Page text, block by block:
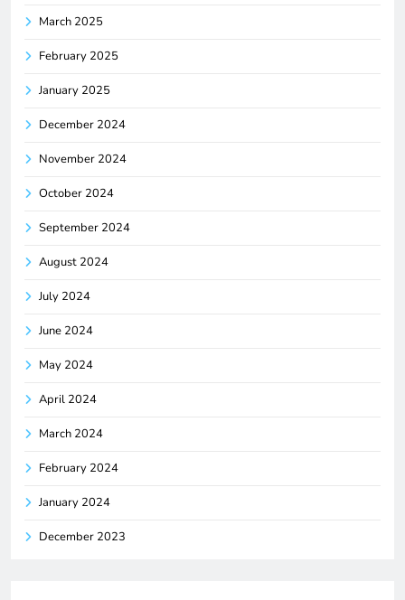
March 2025
February 2025
January 2025
December 2024
November 2024
October 2024
September 2024
August 2024
July 2024
June 2024
May 2024
April 2024
March 2024
February 2024
January 2024
December 2023